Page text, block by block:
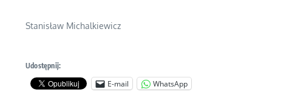
Stanisław Michalkiewicz
Udostępnij:
E-mail WhatsApp